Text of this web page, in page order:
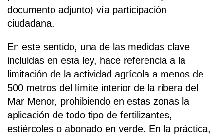
documento adjunto) vía participación
ciudadana.
En este sentido, una de las medidas clave
incluidas en esta ley, hace referencia a la
limitación de la actividad agrícola a menos de
500 metros del límite interior de la ribera del
Mar Menor, prohibiendo en estas zonas la
aplicación de todo tipo de fertilizantes,
estiércoles o abonado en verde. En la práctica,